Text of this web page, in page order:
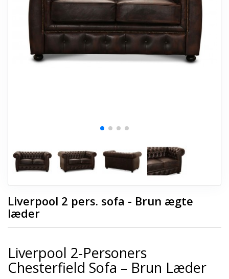
ENTREMØBLER
HAVEMØBLER
OUTLET
Liverpool 2 pers. sofa - Brun ægte
læder
Liverpool 2-Personers
Chesterfield Sofa – Brun Læder